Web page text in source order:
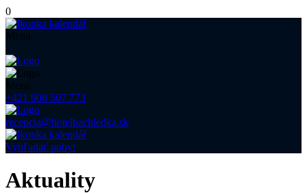
0
Menu
Menu
+421 908 507 773
recepcia@hotelbachledka.sk
Vyhľadať pobyt
Aktuality